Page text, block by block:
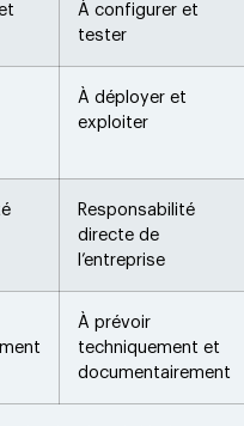
À configurer et
tester
À déployer et
exploiter
Responsabilité
directe de
l’entreprise
À prévoir
techniquement et
documentairement